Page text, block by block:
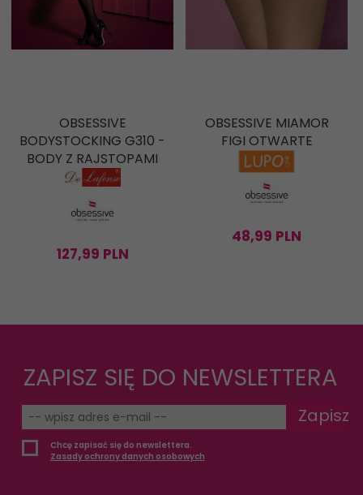
OBSESSIVE
BODYSTOCKING G310 -
BODY Z RAJSTOPAMI
127,99 PLN
OBSESSIVE MIAMOR
FIGI OTWARTE
48,99 PLN
ZAPISZ SIĘ DO NEWSLETTERA
Zapisz
Chcę zapisać się do newslettera.
Zasady ochrony danych osobowych